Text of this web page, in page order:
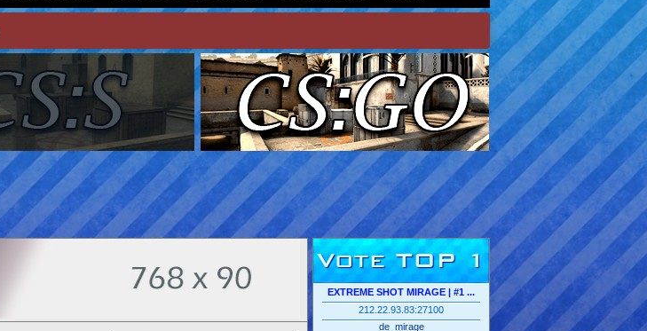
Vote TOP 1
EXTREME SHOT MIRAGE | #1 ...
212.22.93.83:27100
de_mirage